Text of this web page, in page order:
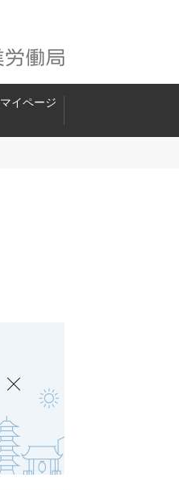
マイページ